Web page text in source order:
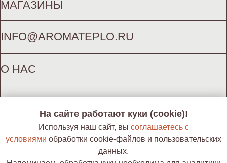
ЦВЕТОВАЯ ПАЛИТРА
ИП ГОРОХ К. А. (ИНН 772625877850)
На сайте работают куки (cookie)!
Используя наш сайт, вы соглашаетесь с
условиями обработки cookie-файлов и пользовательских
данных.